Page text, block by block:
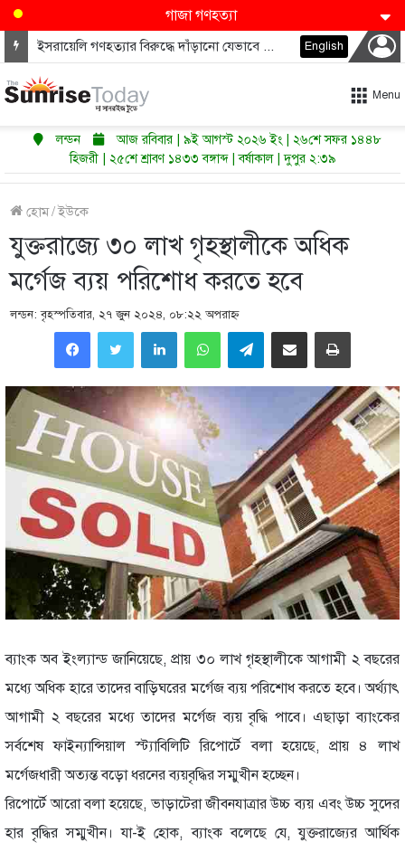
গাজা গণহত্যা
ইসরায়েলি গণহত্যার বিরুদ্ধে দাঁড়ানো যেভাবে ডেমোক্র্যাটদের নভেম্বরে কংগ্রেস জিতাতে পারে English
Menu
লন্ডন
আজ রবিবার | ৯ই আগস্ট ২০২৬ ইং | ২৬শে সফর ১৪৪৮
হিজরী | ২৫শে শ্রাবণ ১৪৩৩ বঙ্গাব্দ | বর্ষাকাল | দুপুর ২:৩৯
হোম/ইউকে
যুক্তরাজ্যে ৩০ লাখ গৃহস্থালীকে অধিক
মর্গেজ ব্যয় পরিশোধ করতে হবে
লন্ডন: বৃহস্পতিবার, ২৭ জুন ২০২৪, ০৮:২২ অপরাহ্ণ
LinkedInWhatsAppTelegramShare via Email Print
ব্যাংক অব ইংল্যান্ড জানিয়েছে, প্রায় ৩০ লাখ গৃহস্থালীকে আগামী ২ বছরের
মধ্যে অধিক হারে তাদের বাড়িঘরের মর্গেজ ব্যয় পরিশোধ করতে হবে। অর্থ্যাৎ
আগামী ২ বছরের মধ্যে তাদের মর্গেজ ব্যয় বৃদ্ধি পাবে। এছাড়া ব্যাংকের
সর্বশেষ ফাইন্যান্সিয়াল স্ট্যাবিলিটি রিপোর্টে বলা হয়েছে, প্রায় ৪ লাখ
মর্গেজধারী অত্যন্ত বড়ো ধরনের ব্যয়বৃদ্ধির সম্মুখীন হচ্ছেন।
রিপোর্টে আরো বলা হয়েছে, ভাড়াটেরা জীবনযাত্রার উচ্চ ব্যয় এবং উচ্চ সুদের
হার বৃদ্ধির সম্মুখীন। যা-ই হোক, ব্যাংক বলেছে যে, যুক্তরাজ্যের আর্থিক